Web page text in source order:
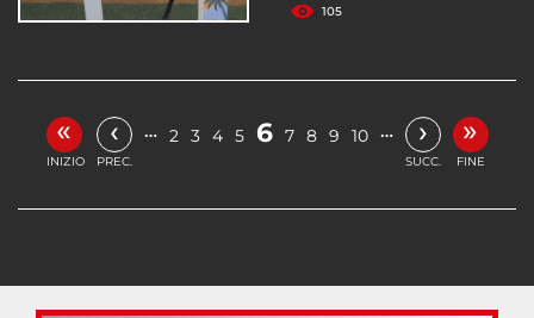
105
«
INIZIO
‹
PREC.
… 2 3 4 5 6 7 8 9 10 … ›
SUCC.
»
FINE